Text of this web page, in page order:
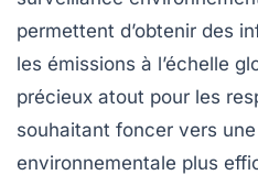
permettent d’obtenir des
les émissions à l’échelle
précieux atout pour les
souhaitant foncer vers une
environnementale plus